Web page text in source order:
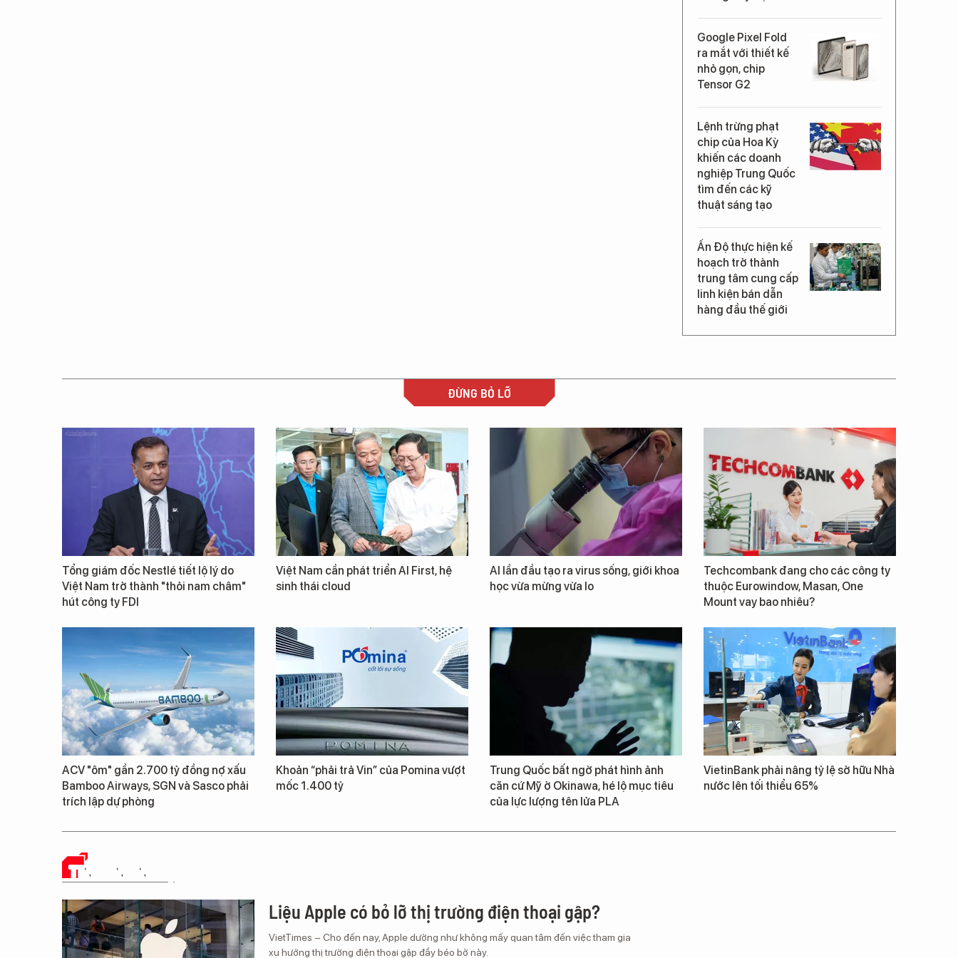
Google Pixel Fold
ra mắt với thiết kế
nhỏ gọn, chip
Tensor G2
Lệnh trừng phạt
chip của Hoa Kỳ
khiến các doanh
nghiệp Trung Quốc
tìm đến các kỹ
thuật sáng tạo
Ấn Độ thực hiện kế
hoạch trở thành
trung tâm cung cấp
linh kiện bán dẫn
hàng đầu thế giới
ĐỪNG BỎ LỠ
Tổng giám đốc Nestlé tiết lộ lý do
Việt Nam trở thành "thỏi nam châm"
hút công ty FDI
Việt Nam cần phát triển AI First, hệ
sinh thái cloud
AI lần đầu tạo ra virus sống, giới khoa
học vừa mừng vừa lo
Techcombank đang cho các công ty
thuộc Eurowindow, Masan, One
Mount vay bao nhiêu?
ACV "ôm" gần 2.700 tỷ đồng nợ xấu
Bamboo Airways, SGN và Sasco phải
trích lập dự phòng
Khoản “phải trả Vin” của Pomina vượt
mốc 1.400 tỷ
Trung Quốc bất ngờ phát hình ảnh
căn cứ Mỹ ở Okinawa, hé lộ mục tiêu
của lực lượng tên lửa PLA
VietinBank phải nâng tỷ lệ sở hữu Nhà
nước lên tối thiểu 65%
TIN CÔNG NGHỆ
Liệu Apple có bỏ lỡ thị trường điện thoại gập?
VietTimes – Cho đến nay, Apple dường như không mấy quan tâm đến việc tham gia
xu hướng thị trường điện thoại gập đầy béo bở này.